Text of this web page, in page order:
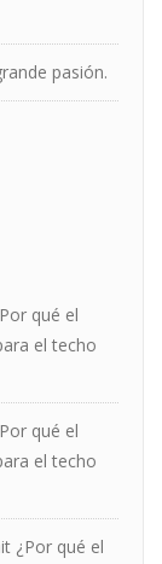
pasión.
qué el
el techo
qué el
el techo
¿Por qué el